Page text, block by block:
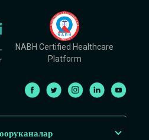
NABH Certified Healthcare
Platform